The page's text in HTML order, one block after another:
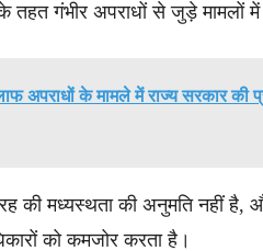
गंभीर अपराधों से जुड़े मामलों में
अपराधों के मामले में राज्य सरकार की
की मध्यस्थता की अनुमति नहीं है,
को कमजोर करता है।